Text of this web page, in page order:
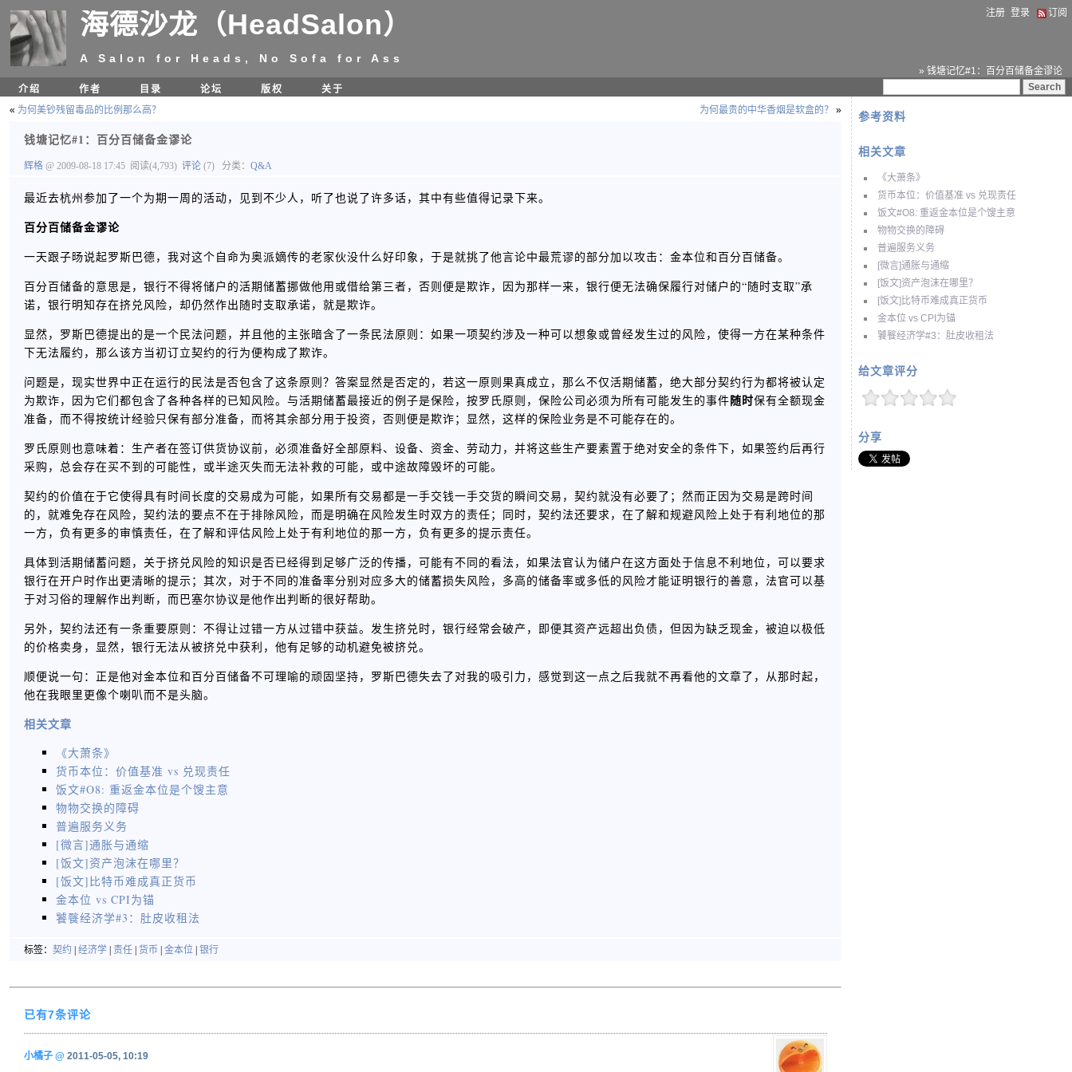
海德沙龙（HeadSalon）
A Salon for Heads, No Sofa for Ass
注册 登录 订阅
» 钱塘记忆#1：百分百储备金谬论
介绍
作者 目录 论坛 版权 关于
参考资料
相关文章
《大萧条》
货币本位：价值基准 vs 兑现责任
饭文#O8: 重返金本位是个馊主意
物物交换的障碍
普遍服务义务
[微言]通胀与通缩
[饭文]资产泡沫在哪里？
[饭文]比特币难成真正货币
金本位 vs CPI为锚
饕餮经济学#3：肚皮收租法
给文章评分
分享
« 为何美钞残留毒品的比例那么高？ 为何最贵的中华香烟是软盒的？ »
钱塘记忆#1：百分百储备金谬论
辉格 @ 2009-08-18 17:45 阅读(4,793) 评论 (7) 分类： Q&A
最近去杭州参加了一个为期一周的活动，见到不少人，听了也说了许多话，其中有些值得记录下来。
百分百储备金谬论
一天跟子旸说起罗斯巴德，我对这个自命为奥派嫡传的老家伙没什么好印象，于是就挑了他言论中最荒谬的部分加以攻击：金本位和百分百储备。
百分百储备的意思是，银行不得将储户的活期储蓄挪做他用或借给第三者，否则便是欺诈，因为那样一来，银行便无法确保履行对储户的“随时支取”承
诺，银行明知存在挤兑风险，却仍然作出随时支取承诺，就是欺诈。
显然，罗斯巴德提出的是一个民法问题，并且他的主张暗含了一条民法原则：如果一项契约涉及一种可以想象或曾经发生过的风险，使得一方在某种条件
下无法履约，那么该方当初订立契约的行为便构成了欺诈。
问题是，现实世界中正在运行的民法是否包含了这条原则？答案显然是否定的，若这一原则果真成立，那么不仅活期储蓄，绝大部分契约行为都将被认定
为欺诈，因为它们都包含了各种各样的已知风险。与活期储蓄最接近的例子是保险，按罗氏原则，保险公司必须为所有可能发生的事件随时保有全额现金
准备，而不得按统计经验只保有部分准备，而将其余部分用于投资，否则便是欺诈；显然，这样的保险业务是不可能存在的。
罗氏原则也意味着：生产者在签订供货协议前，必须准备好全部原料、设备、资金、劳动力，并将这些生产要素置于绝对安全的条件下，如果签约后再行
采购，总会存在买不到的可能性，或半途灭失而无法补救的可能，或中途故障毁坏的可能。
契约的价值在于它使得具有时间长度的交易成为可能，如果所有交易都是一手交钱一手交货的瞬间交易，契约就没有必要了；然而正因为交易是跨时间
的，就难免存在风险，契约法的要点不在于排除风险，而是明确在风险发生时双方的责任；同时，契约法还要求，在了解和规避风险上处于有利地位的那
一方，负有更多的审慎责任，在了解和评估风险上处于有利地位的那一方，负有更多的提示责任。
具体到活期储蓄问题，关于挤兑风险的知识是否已经得到足够广泛的传播，可能有不同的看法，如果法官认为储户在这方面处于信息不利地位，可以要求
银行在开户时作出更清晰的提示；其次，对于不同的准备率分别对应多大的储蓄损失风险，多高的储备率或多低的风险才能证明银行的善意，法官可以基
于对习俗的理解作出判断，而巴塞尔协议是他作出判断的很好帮助。
另外，契约法还有一条重要原则：不得让过错一方从过错中获益。发生挤兑时，银行经常会破产，即便其资产远超出负债，但因为缺乏现金，被迫以极低
的价格卖身，显然，银行无法从被挤兑中获利，他有足够的动机避免被挤兑。
顺便说一句：正是他对金本位和百分百储备不可理喻的顽固坚持，罗斯巴德失去了对我的吸引力，感觉到这一点之后我就不再看他的文章了，从那时起，
他在我眼里更像个喇叭而不是头脑。
相关文章
《大萧条》
货币本位：价值基准 vs 兑现责任
饭文#O8: 重返金本位是个馊主意
物物交换的障碍
普遍服务义务
[微言]通胀与通缩
[饭文]资产泡沫在哪里？
[饭文]比特币难成真正货币
金本位 vs CPI为锚
饕餮经济学#3：肚皮收租法
标签： 契约 经济学 责任 货币 金本位 银行
已有7条评论
小橘子 @ 2011-05-05, 10:19